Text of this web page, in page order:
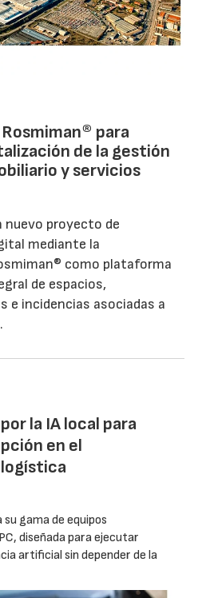
para
de la gestión
y servicios
nuevo proyecto de
mediante la
como plataforma
de espacios,
e incidencias asociadas a
la IA local para
en el
gama de equipos
diseñada para ejecutar
artificial sin depender de la